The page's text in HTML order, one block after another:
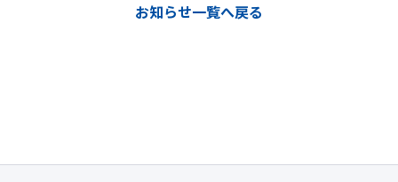
お知らせ一覧へ戻る